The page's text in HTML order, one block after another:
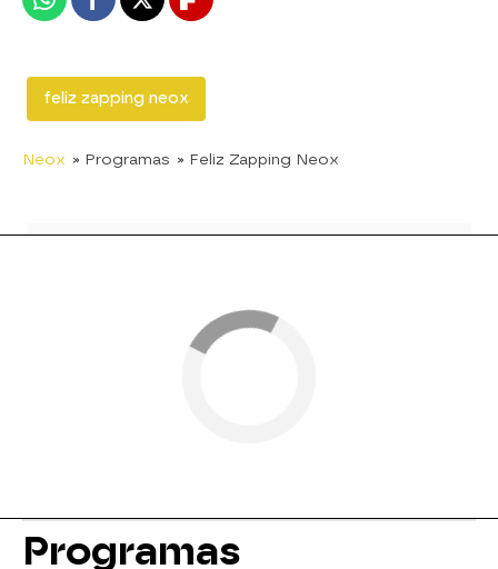
WhatsappFacebook
X Flipboard
feliz zapping neox
Neox » Programas » Feliz Zapping Neox
Programas